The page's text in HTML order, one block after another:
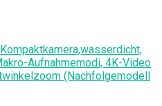
Aufnahmemodi, 4K-Video
(Nachfolgemodell